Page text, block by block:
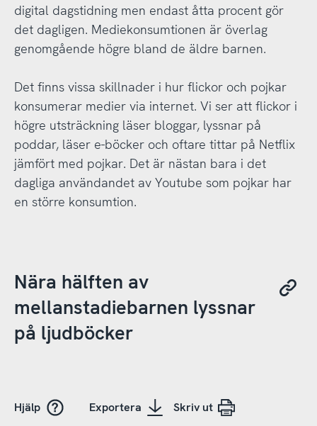
digital dagstidning men endast åtta procent gör
det dagligen. Mediekonsumtionen är överlag
genomgående högre bland de äldre barnen.
Det finns vissa skillnader i hur flickor och pojkar
konsumerar medier via internet. Vi ser att flickor i
högre utsträckning läser bloggar, lyssnar på
poddar, läser e-böcker och oftare tittar på Netflix
jämfört med pojkar. Det är nästan bara i det
dagliga användandet av Youtube som pojkar har
en större konsumtion.
Nära hälften av
mellanstadiebarnen lyssnar
på ljudböcker
Hjälp Exportera Skriv ut